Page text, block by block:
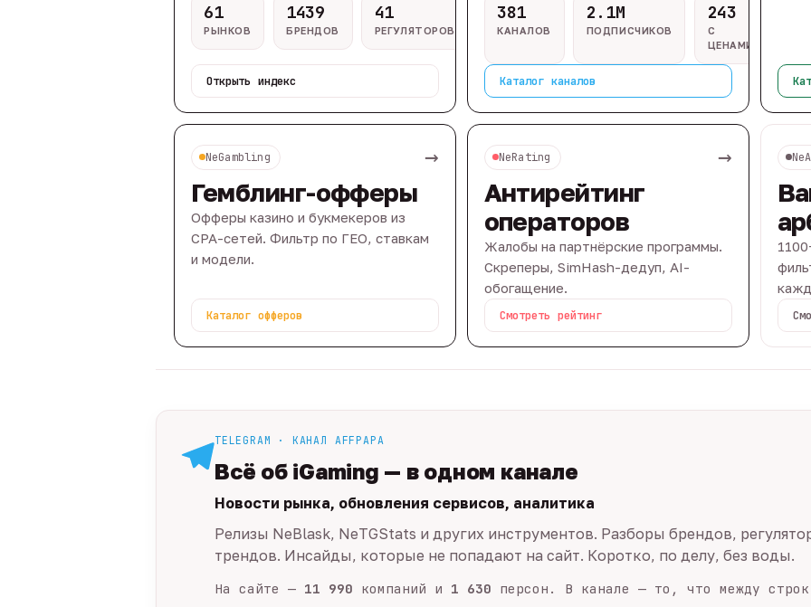
61
РЫНКОВ
1439
БРЕНДОВ
41
РЕГУЛЯТОРОВ
Открыть индекс
381
КАНАЛОВ
2.1M
ПОДПИСЧИКОВ
243
С
ЦЕНАМИ
Каталог каналов
NeGambling →
Гемблинг-офферы
Офферы казино и букмекеров из
CPA-сетей. Фильтр по ГЕО, ставкам
и модели.
Каталог офферов
NeRating →
Антирейтинг
операторов
Жалобы на партнёрские программы.
Скреперы, SimHash-дедуп, AI-
обогащение.
Смотреть рейтинг
TELEGRAM · КАНАЛ AFFPAPA
Всё об iGaming — в одном канале
Новости рынка, обновления сервисов, аналитика
Релизы NeBlask, NeTGStats и других инструментов. Разборы брендов,
трендов. Инсайды, которые не попадают на сайт. Коротко, по делу, без воды.
На сайте — 11 990 компаний и 1 630 персон. В канале — то, что между